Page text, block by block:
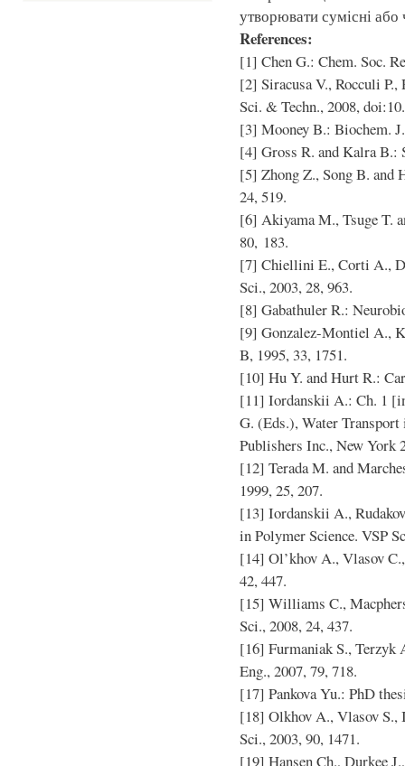
утворювати сумісні або
References:
[1] Chen G.: Chem. Soc.
[2] Siracusa V., Rocculi P.,
Sci. & Techn., 2008,
[3] Mooney B.: Biochem.
[4] Gross R. and Kalra B.:
[5] Zhong Z., Song B. and
24, 519.
[6] Akiyama M., Tsuge T.
80, 183.
[7] Chiellini E., Corti A.,
Sci., 2003, 28, 963.
[8] Gabathuler R.:
[9] Gonzalez-Montiel A.,
B, 1995, 33, 1751.
[10] Hu Y. and Hurt R.:
[11] Iordanskii A.: Ch. 1
G. (Eds.), Water
Publishers Inc., New York
[12] Terada M. and
1999, 25, 207.
[13] Iordanskii A.,
in Polymer Science. VSP
[14] Ol’khov A., Vlasov
42, 447.
[15] Williams C.,
Sci., 2008, 24, 437.
[16] Furmaniak S., Terzyk
Eng., 2007, 79, 718.
[17] Pankova Yu.: PhD
[18] Olkhov A., Vlasov
Sci., 2003, 90, 1471.
[19] Hansen Ch., Durkee